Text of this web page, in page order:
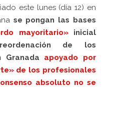
este lunes (día 12) en
se pongan las bases
mayoritario» inicial
de los
Granada apoyado por
de los profesionales
absoluto no se